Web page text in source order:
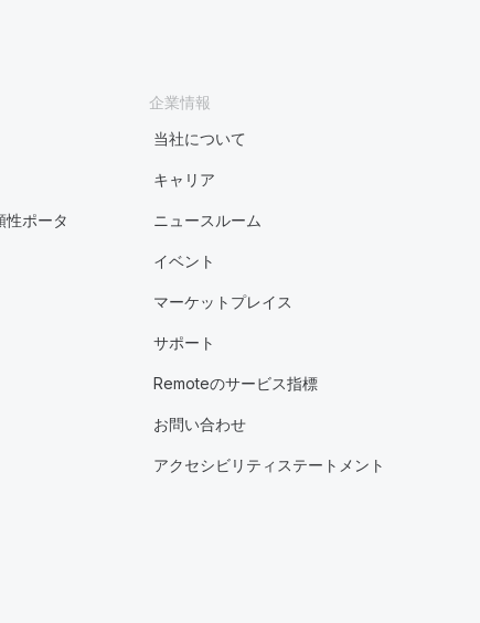
性ポータ
企業情報
当社について
キャリア
ニュースルーム
イベント
マーケットプレイス
サポート
Remoteのサービス指標
お問い合わせ
アクセシビリティステートメント